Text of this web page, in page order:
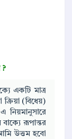
?
একটি মাত্র
(বিধেয়)
নিয়মানুসারে
রূপান্তর
উত্তম হবো